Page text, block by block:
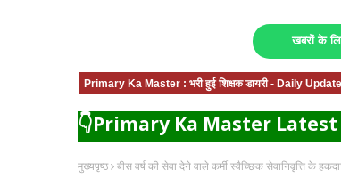
खबरों के
Primary Ka Master : भरी हुई शिक्षक डायरी - Daily Update
👇Primary Ka Master Latest
मुख्यपृष्ठ बीस वर्ष की सेवा देने वाले कर्मी स्वैच्छिक सेवानिवृत्ति के